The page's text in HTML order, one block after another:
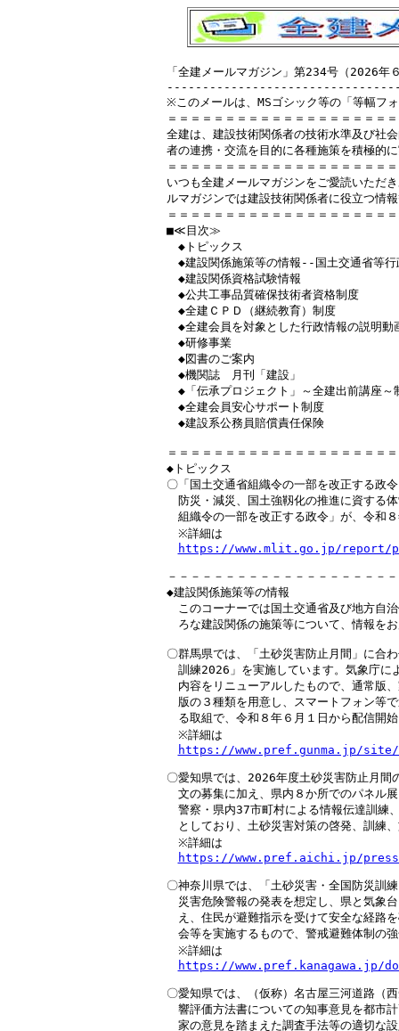
「全建メールマガジン」第234号（2026年
※このメールは、MSゴシック等の「等幅フ
＝＝＝＝＝＝＝＝＝＝＝＝＝＝＝＝＝＝＝
全建は、建設技術関係者の技術水準及び社
者の連携・交流を目的に各種施策を積極的
＝＝＝＝＝＝＝＝＝＝＝＝＝＝＝＝＝＝＝
いつも全建メールマガジンをご愛読いただ
ルマガジンでは建設技術関係者に役立つ情
＝＝＝＝＝＝＝＝＝＝＝＝＝＝＝＝＝＝＝
■≪目次≫
◆トピックス
◆建設関係施策等の情報‐‐国土交通省等
◆建設関係資格試験情報
◆公共工事品質確保技術者資格制度
◆全建ＣＰＤ（継続教育）制度
◆全建会員を対象とした行政情報の説明動
◆研修事業
◆図書のご案内
◆機関誌　月刊「建設」
◆「伝承プロジェクト」～全建出前講座～
◆全建会員安心サポート制度
◆建設系公務員賠償責任保険
＝＝＝＝＝＝＝＝＝＝＝＝＝＝＝＝＝＝＝
◆トピックス
〇「国土交通省組織令の一部を改正する政
防災・減災、国土強靱化の推進に資する
組織令の一部を改正する政令」が、令和
※詳細は
https://www.mlit.go.jp/report/
－－－－－－－－－－－－－－－－－－－
◆建設関係施策等の情報
このコーナーでは国土交通省及び地方自
ろな建設関係の施策等について、情報を
〇群馬県では、「土砂災害防止月間」に合
訓練2026」を実施しています。気象庁に
内容をリニューアルしたもので、通常版
版の３種類を用意し、スマートフォン等
る取組で、令和８年６月１日から配信開
※詳細は
https://www.pref.gunma.jp/site/
〇愛知県では、2026年度土砂災害防止月間
文の募集に加え、県内８か所でのパネル
警察・県内37市町村による情報伝達訓練
としており、土砂災害対策の啓発、訓練
※詳細は
https://www.pref.aichi.jp/
〇神奈川県では、「土砂災害・全国防災訓
災害危険警報の発表を想定し、県と気象
え、住民が避難指示を受けて安全な経路
会等を実施するもので、警戒避難体制の
※詳細は
https://www.pref.kanagawa.jp/
〇愛知県では、（仮称）名古屋三河道路（
響評価方法書についての知事意見を都市
家の意見を踏まえた調査手法等の適切な